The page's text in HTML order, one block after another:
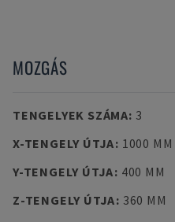
MOZGÁS
TENGELYEK SZÁMA: 3
X-TENGELY ÚTJA: 1000 MM
Y-TENGELY ÚTJA: 400 MM
Z-TENGELY ÚTJA: 360 MM